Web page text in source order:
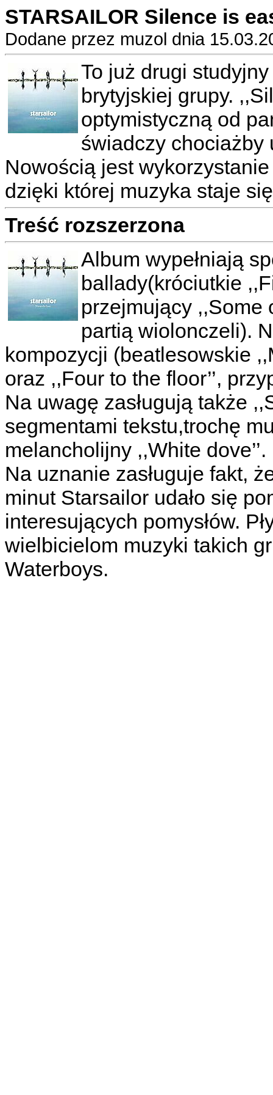
STARSAILOR Silence is
Dodane przez muzol dnia
To już drugi
brytyjskiej grupy.
optymistyczną od
świadczy chociażby
Nowością jest
dzięki której muzyka staje
Treść rozszerzona
Album wypełniają
ballady(króciutkie
przejmujący ,,Some
partią wiolonczeli).
kompozycji (beatlesowskie
oraz ,,Four to the floor’’,
Na uwagę zasługują także
segmentami tekstu,trochę
melancholijny ,,White dove’’.
Na uznanie zasługuje fakt,
minut Starsailor udało się
interesujących pomysłów.
wielbicielom muzyki takich
Waterboys.